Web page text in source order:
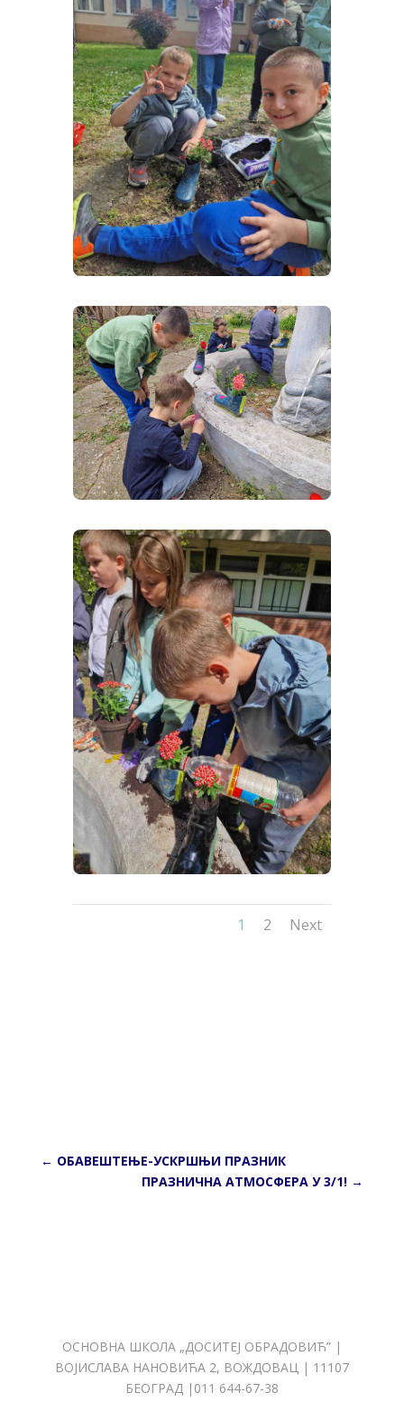
1 2 Next
← OБАВЕШТЕЊЕ-УСКРШЊИ ПРАЗНИК
ПРАЗНИЧНА АТМОСФЕРА У 3/1! →
ОСНОВНА ШКОЛА „ДОСИТЕЈ ОБРАДОВИЋ” |
ВОЈИСЛАВА НАНОВИЋА 2, ВОЖДОВАЦ | 11107
БЕОГРАД |011 644-67-38